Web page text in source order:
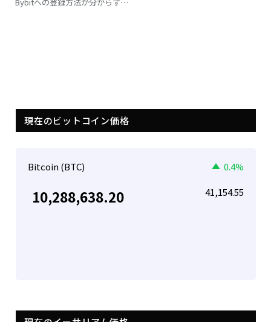
現在のビットコイン価格
Bitcoin (BTC) 0.4%
10,288,638.20 41,154.55